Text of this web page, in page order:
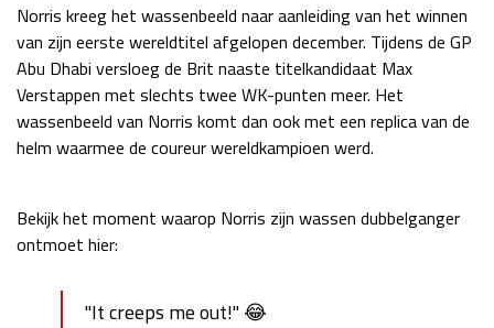
Norris kreeg het wassenbeeld naar aanleiding van het winnen
van zijn eerste wereldtitel afgelopen december. Tijdens de GP
Abu Dhabi versloeg de Brit naaste titelkandidaat Max
Verstappen met slechts twee WK-punten meer. Het
wassenbeeld van Norris komt dan ook met een replica van de
helm waarmee de coureur wereldkampioen werd.
Bekijk het moment waarop Norris zijn wassen dubbelganger
ontmoet hier:
"It creeps me out!" 😂